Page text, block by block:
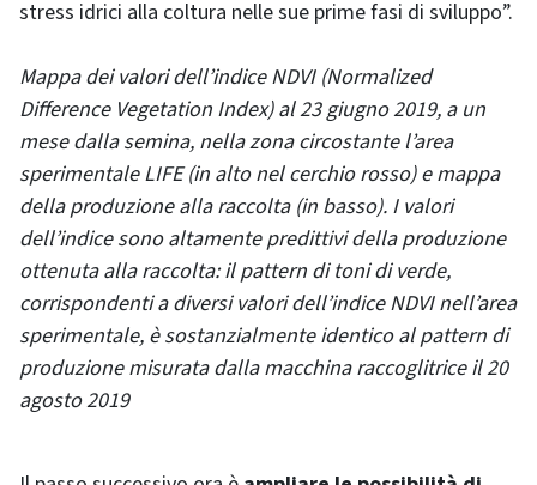
stress idrici alla coltura nelle sue prime fasi di sviluppo”.
Mappa dei valori dell’indice NDVI (Normalized
Difference Vegetation Index) al 23 giugno 2019, a un
mese dalla semina, nella zona circostante l’area
sperimentale LIFE (in alto nel cerchio rosso) e mappa
della produzione alla raccolta (in basso). I valori
dell’indice sono altamente predittivi della produzione
ottenuta alla raccolta: il pattern di toni di verde,
corrispondenti a diversi valori dell’indice NDVI nell’area
sperimentale, è sostanzialmente identico al pattern di
produzione misurata dalla macchina raccoglitrice il 20
agosto 2019